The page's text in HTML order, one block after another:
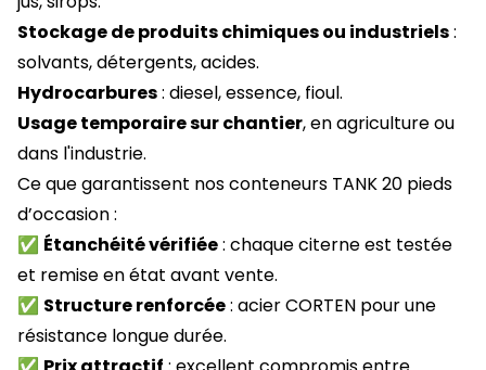
Stockage de produits chimiques ou industriels:
solvants, détergents, acides.
Hydrocarbures: diesel, essence, fioul.
Usage temporaire sur chantier, en agriculture ou
dans l'industrie.
Ce que garantissent nos conteneurs TANK 20 pieds
d’occasion :
✅ Étanchéité vérifiée: chaque citerne est testée
et remise en état avant vente.
✅ Structure renforcée: acier CORTEN pour une
résistance longue durée.